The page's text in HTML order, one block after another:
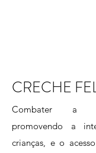
CRECHE
Combater a
promovendo a
crianças, e o